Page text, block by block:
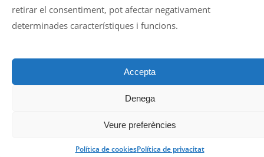
retirar el consentiment, pot afectar negativament
determinades característiques i funcions.
Accepta
Denega
Veure preferències
Política de cookiesPolítica de privacitat